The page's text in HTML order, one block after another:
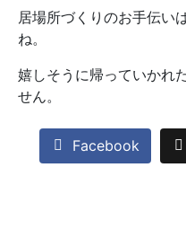
居場所づくりのお手伝い
ね。
嬉しそうに帰っていかれ
せん。
Facebook